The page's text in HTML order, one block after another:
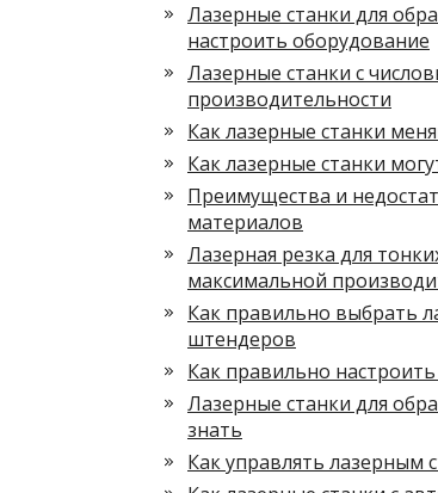
Лазерные станки для
настроить оборудование
Лазерные станки с
производительности
Как лазерные станки
Как лазерные станки
Преимущества и
материалов
Лазерная резка для
максимальной
Как правильно выбрать
штендеров
Как правильно
Лазерные станки для
знать
Как управлять